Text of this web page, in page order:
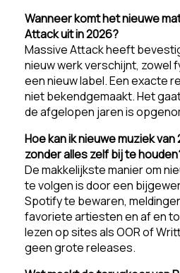
Wanneer komt het nieuwe
Attack uit in 2026?
Massive Attack heeft
nieuw werk verschijnt, zowel
een nieuw label. Een exacte
niet bekendgemaakt. Het
de afgelopen jaren is
Hoe kan ik nieuwe muziek
zonder alles zelf bij te
De makkelijkste manier om
te volgen is door een
Spotify te bewaren,
favoriete artiesten en af en
lezen op sites als OOR of
geen grote releases.